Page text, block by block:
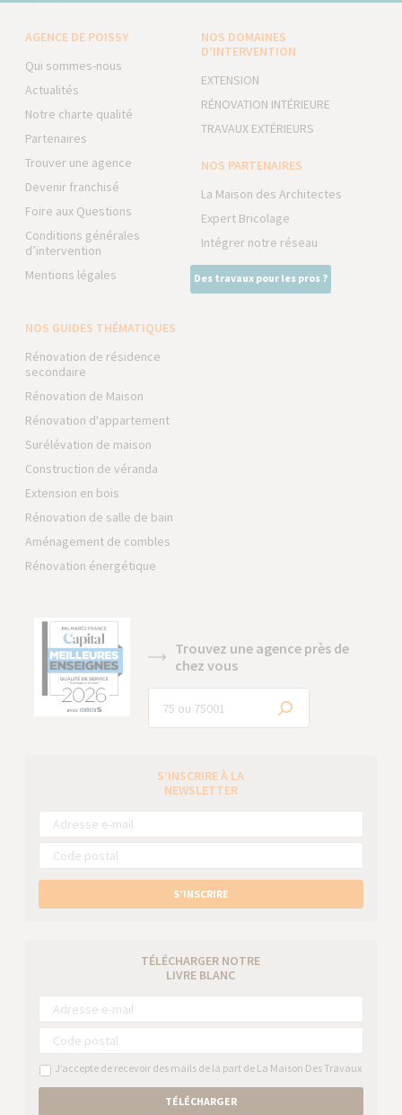
AGENCE DE POISSY
Qui sommes-nous
Actualités
Notre charte qualité
Partenaires
Trouver une agence
Devenir franchisé
Foire aux Questions
Conditions générales
d’intervention
Mentions légales
NOS DOMAINES
D’INTERVENTION
EXTENSION
RÉNOVATION INTÉRIEURE
TRAVAUX EXTÉRIEURS
NOS PARTENAIRES
La Maison des Architectes
Expert Bricolage
Intégrer notre réseau
Des travaux pour les pros ?
NOS GUIDES THÉMATIQUES
Rénovation de résidence
secondaire
Rénovation de Maison
Rénovation d'appartement
Surélévation de maison
Construction de véranda
Extension en bois
Rénovation de salle de bain
Aménagement de combles
Rénovation énergétique
Trouvez une agence près de
chez vous
S’INSCRIRE À LA
NEWSLETTER
S’INSCRIRE
TÉLÉCHARGER NOTRE
LIVRE BLANC
J’accepte de recevoir des mails de la part de La Maison Des Travaux
TÉLÉCHARGER